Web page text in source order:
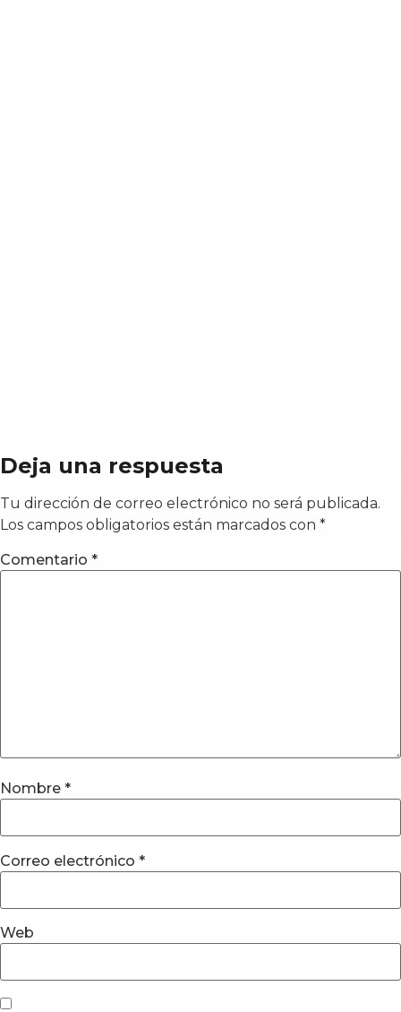
Deja una respuesta
Tu dirección de correo electrónico no será publicada.
Los campos obligatorios están marcados con *
Comentario *
Nombre *
Correo electrónico *
Web